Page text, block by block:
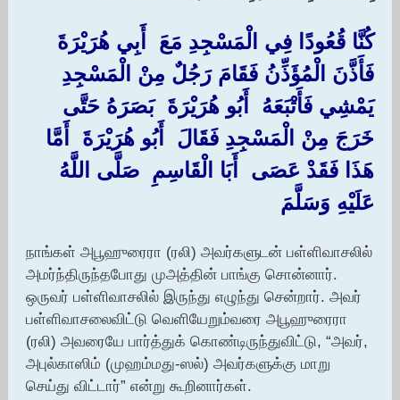
كُنَّا قُعُودًا فِي الْمَسْجِدِ مَعَ ‏ ‏أَبِي هُرَيْرَةَ ‏
‏فَأَذَّنَ الْمُؤَذِّنُ فَقَامَ رَجُلٌ مِنْ الْمَسْجِدِ
يَمْشِي فَأَتْبَعَهُ ‏ ‏أَبُو هُرَيْرَةَ ‏ ‏بَصَرَهُ حَتَّى
خَرَجَ مِنْ الْمَسْجِدِ فَقَالَ ‏ ‏أَبُو هُرَيْرَةَ ‏ ‏أَمَّا
هَذَا فَقَدْ عَصَى ‏ ‏أَبَا الْقَاسِمِ ‏ ‏صَلَّى اللَّهُ
عَلَيْهِ وَسَلَّمَ
நாங்கள் அபூஹுரைரா (ரலி) அவர்களுடன் பள்ளிவாசலில்
அமர்ந்திருந்தபோது முஅத்தின் பாங்கு சொன்னார்.
ஒருவர் பள்ளிவாசலில் இருந்து எழுந்து சென்றார். அவர்
பள்ளிவாசலைவிட்டு வெளியேறும்வரை அபூஹுரைரா
(ரலி) அவரையே பார்த்துக் கொண்டிருந்துவிட்டு, “அவர்,
அபுல்காஸிம் (முஹம்மது-ஸல்) அவர்களுக்கு மாறு
செய்து விட்டார்” என்று கூறினார்கள்.